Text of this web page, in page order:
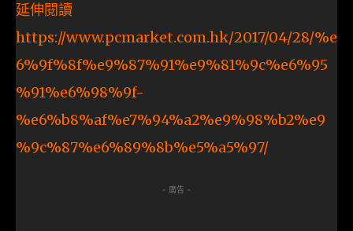
延伸閱讀
https://www.pcmarket.com.hk/2017/04/28/%e
6%9f%8f%e9%87%91%e9%81%9c%e6%95
%91%e6%98%9f-
%e6%b8%af%e7%94%a2%e9%98%b2%e9
%9c%87%e6%89%8b%e5%a5%97/
- 廣告 -